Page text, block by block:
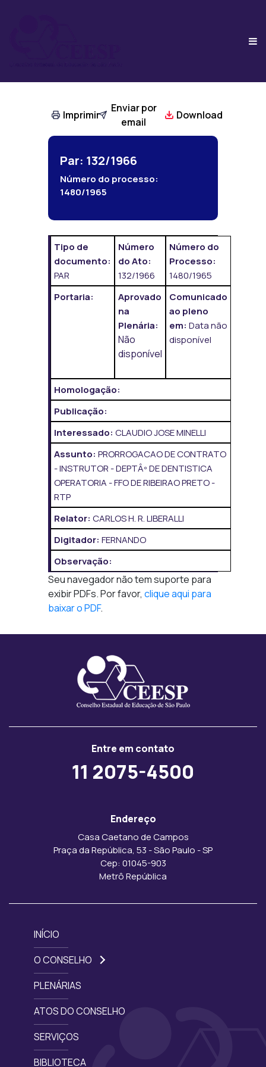
Imprimir
Enviar por
email
Download
Par: 132/1966
Número do processo:
1480/1965
Tipo de
documento:
PAR
Número
do Ato:
132/1966
Número do
Processo:
1480/1965
Portaria:
Aprovado
na
Plenária:
Não
disponível
Comunicado
ao pleno
em: Data não
disponível
Homologação:
Publicação:
Interessado: CLAUDIO JOSE MINELLI
Assunto: PRORROGACAO DE CONTRATO
- INSTRUTOR - DEPTÂº DE DENTISTICA
OPERATORIA - FFO DE RIBEIRAO PRETO -
RTP
Relator: CARLOS H. R. LIBERALLI
Digitador: FERNANDO
Observação:
Seu navegador não tem suporte para
exibir PDFs. Por favor, clique aqui para
baixar o PDF.
Entre em contato
11 2075-4500
Endereço
Casa Caetano de Campos
Praça da República, 53 - São Paulo - SP
Cep: 01045-903
Metrô República
INÍCIO
O CONSELHO
PLENÁRIAS
ATOS DO CONSELHO
SERVIÇOS
BIBLIOTECA